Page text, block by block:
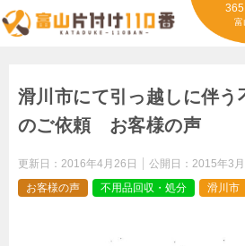
富
滑川市にて引っ越しに伴う
のご依頼 お客様の声
更新日： 2016年4月26日 公開日： 2015年3
お客様の声
不用品回収・処分 滑川市